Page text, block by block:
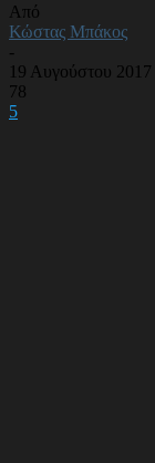
Από
Κώστας Μπάκος
-
19 Αυγούστου 2017
78
5